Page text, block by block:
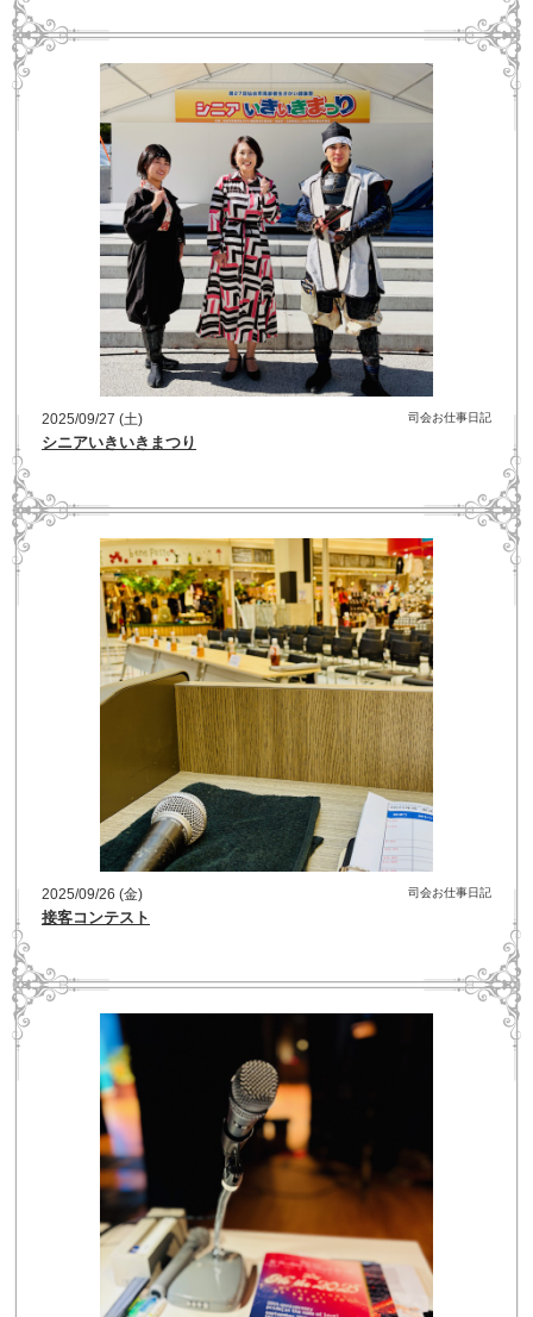
2025/09/27 (土) 司会お仕事日記
シニアいきいきまつり
2025/09/26 (金) 司会お仕事日記
接客コンテスト